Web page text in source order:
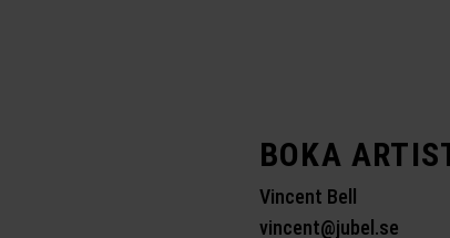
BOKA
Vincent Bell
vincent@jubel.se